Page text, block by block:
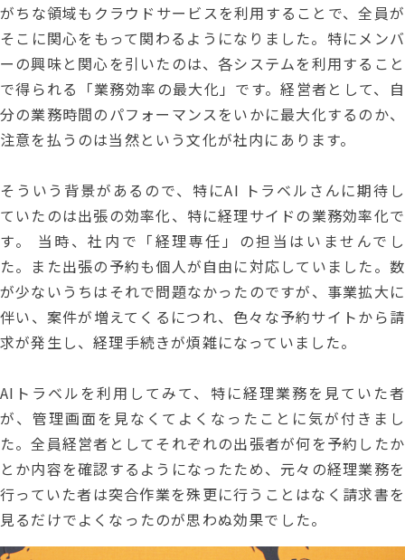
がちな領域もクラウドサービスを利用することで、全員が
そこに関心をもって関わるようになりました。特にメンバ
ーの興味と関心を引いたのは、各システムを利用すること
で得られる「業務効率の最大化」です。経営者として、自
分の業務時間のパフォーマンスをいかに最大化するのか、
注意を払うのは当然という文化が社内にあります。
そういう背景があるので、特にAI トラベルさんに期待し
ていたのは出張の効率化、特に経理サイドの業務効率化で
す。 当時、社内で「経理専任」の担当はいませんでし
た。また出張の予約も個人が自由に対応していました。数
が少ないうちはそれで問題なかったのですが、事業拡大に
伴い、案件が増えてくるにつれ、色々な予約サイトから請
求が発生し、経理手続きが煩雑になっていました。
AIトラベルを利用してみて、特に経理業務を見ていた者
が、管理画面を見なくてよくなったことに気が付きまし
た。全員経営者としてそれぞれの出張者が何を予約したか
とか内容を確認するようになったため、元々の経理業務を
行っていた者は突合作業を殊更に行うことはなく請求書を
見るだけでよくなったのが思わぬ効果でした。